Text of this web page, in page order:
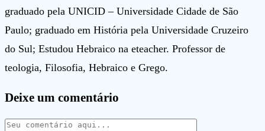
graduado pela UNICID – Universidade Cidade de São
Paulo; graduado em História pela Universidade Cruzeiro
do Sul; Estudou Hebraico na eteacher. Professor de
teologia, Filosofia, Hebraico e Grego.
Deixe um comentário
Comentário